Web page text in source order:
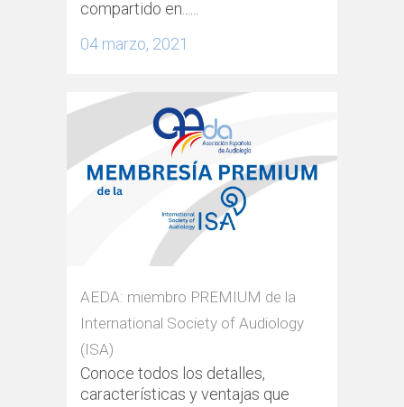
compartido en......
04 marzo, 2021
AEDA: miembro PREMIUM de la
International Society of Audiology
(ISA)
Conoce todos los detalles,
características y ventajas que